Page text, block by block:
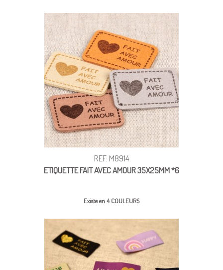
REF: M8914
ETIQUETTE FAIT AVEC AMOUR 35X25MM *6
Existe en 4 COULEURS